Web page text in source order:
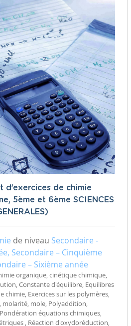
d’exercices de chimie
5ème et 6ème SCIENCES
de niveau Secondaire -
Secondaire – Cinquième
– Sixième année
organique, cinétique chimique,
Constante d'équilibre, Equilibres
chimie, Exercices sur les polymères,
molarité, mole, Polyaddition,
équations chimiques,
, Réaction d'oxydoréduction,